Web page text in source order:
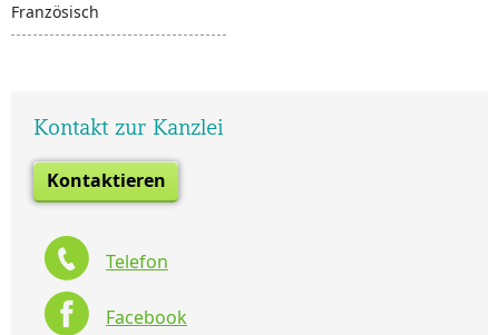
Französisch
Kontakt zur Kanzlei
Kontaktieren
Telefon
Facebook